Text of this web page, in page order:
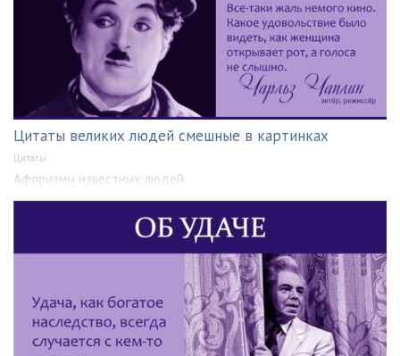
Цитаты великих людей смешные в картинках
Цитаты
Афоризмы известных людей